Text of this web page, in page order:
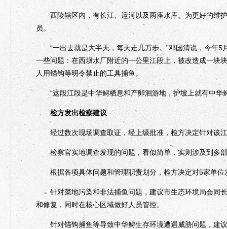
西陵辖区内，有长江、运河以及两座水库。为更好的维
员。
“一出去就是大半天，每天走几万步。”邓国清说，今年5
一些问题：在西坝水厂附近的一公里江段上，被改造成一块
人用锚钩等明令禁止的工具捕鱼。
“这段江段是中华鲟栖息和产卵洄游地，护坡上就有中华
检方发出检察建议
经过数次现场调查取证，经上级批准，检方决定针对该江
检察官实地调查发现的问题，看似简单，实则涉及到多
根据各项具体问题和管理职责划分，检方决定对5家单位
针对菜地污染和非法捕鱼问题，建议市生态环境局会同
和修复，同时在核心区域做好人员管控。
针对锚钩捕鱼等导致中华鲟生存环境遭遇威胁问题，建